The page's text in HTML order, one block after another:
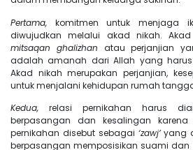
Pertama, komitmen untuk menjaga
diwujudkan melalui akad nikah.
mitsaqan ghalizhan atau perjanjian
adalah amanah dari Allah yang
Akad nikah merupakan perjanjian,
untuk menjalani kehidupan rumah
Kedua, relasi pernikahan harus
berpasangan dan kesalingan karena
pernikahan disebut sebagai ‘zawj’yang
berpasangan memposisikan suami dan